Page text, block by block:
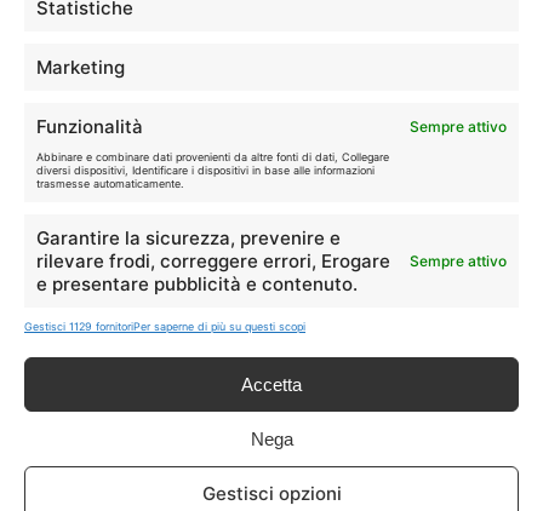
Statistiche
Marketing
Funzionalità Sempre attivo
Abbinare e combinare dati provenienti da altre fonti di dati, Collegare
diversi dispositivi, Identificare i dispositivi in base alle informazioni
trasmesse automaticamente.
Garantire la sicurezza, prevenire e
rilevare frodi, correggere errori, Erogare
e presentare pubblicità e contenuto.
Sempre attivo
Gestisci 1129 fornitoriPer saperne di più su questi scopi
Accetta
Nega
Gestisci opzioni
Disclaimer
segnalate possono subire variazioni: verifica sempre le condizioni
sui siti ufficiali.
Info